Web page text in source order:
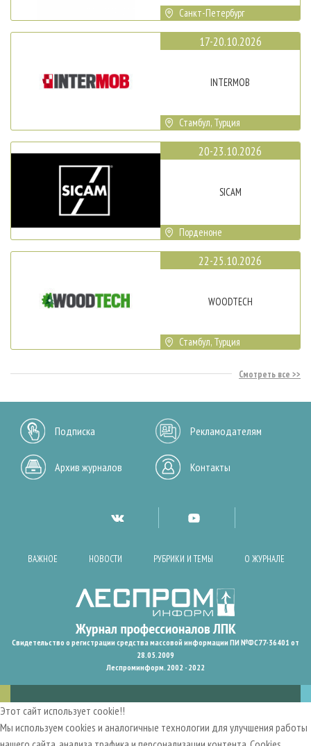
Санкт-Петербург
17-20.10.2026
INTERMOB
Стамбул, Турция
20-23.10.2026
SICAM
Порденоне
22-25.10.2026
WOODTECH
Стамбул, Турция
Смотреть все
Подписка Рекламодателям
Архив журналов Контакты
ВАЖНОЕ НОВОСТИ РУБРИКИ И ТЕМЫ О ЖУРНАЛЕ
Свидетельство о регистрации средства массовой информации ПИ №ФС77-36401 от
28.05.2009
Леспроминформ. 2002 - 2022
Этот сайт использует cookie!!
Мы используем cookies и аналогичные технологии для улучшения работы